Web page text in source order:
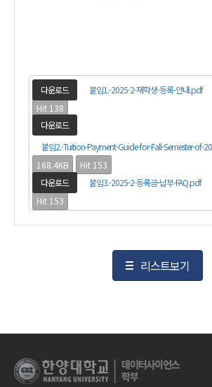
다운로드 붙임1.-2025-2-재학생-등록-안내.pdf
Hit 138
다운로드
붙임2.-Tuition-Payment-Guide-for-Fall-Semester-of-
168.4KB
Hit 153
다운로드
붙임3.-2025-2-등록금-납부-FAQ.pdf
Hit 153
리스트보기